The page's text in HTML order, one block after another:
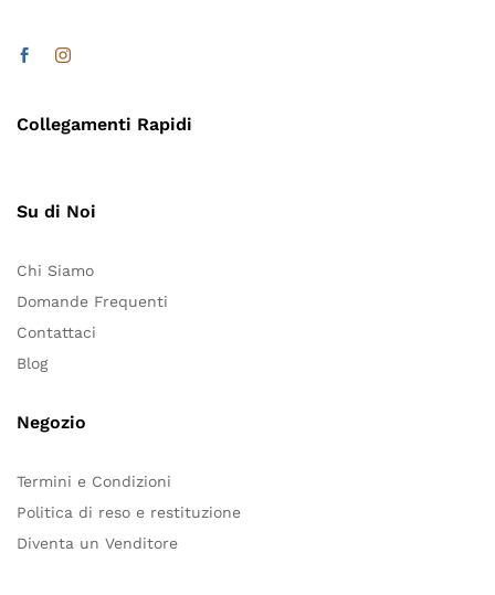
Collegamenti Rapidi
Su di Noi
Chi Siamo
Domande Frequenti
Contattaci
Blog
Negozio
Termini e Condizioni
Politica di reso e restituzione
Diventa un Venditore